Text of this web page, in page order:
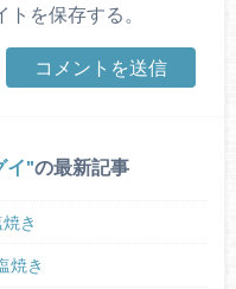
を保存する。
イ の最新記事
き
焼き